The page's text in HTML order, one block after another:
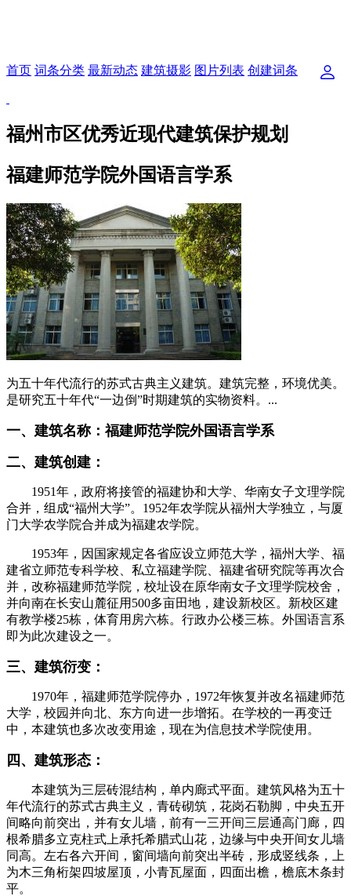
首页 词条分类 最新动态 建筑摄影 图片列表 创建词条
福州市区优秀近现代建筑保护规划
福建师范学院外国语言学系
为五十年代流行的苏式古典主义建筑。建筑完整，环境优美。
是研究五十年代“一边倒”时期建筑的实物资料。...
一、建筑名称：福建师范学院外国语言学系
二、建筑创建：
1951年，政府将接管的福建协和大学、华南女子文理学院
合并，组成“福州大学”。1952年农学院从福州大学独立，与厦
门大学农学院合并成为福建农学院。
1953年，因国家规定各省应设立师范大学，福州大学、福
建省立师范专科学校、私立福建学院、福建省研究院等再次合
并，改称福建师范学院，校址设在原华南女子文理学院校舍，
并向南在长安山麓征用500多亩田地，建设新校区。新校区建
有教学楼25栋，体育用房六栋。行政办公楼三栋。 外国语言系
即为此次建设之一。
三、建筑衍变：
1970年，福建师范学院停办，1972年恢复并改名福建师范
大学，校园并向北、东方向进一步增拓。在学校的一再变迁
中，本建筑也多次改变用途，现在为信息技术学院使用。
四、建筑形态：
本建筑为三层砖混结构，单内廊式平面。建筑风格为五十
年代流行的苏式古典主义，青砖砌筑，花岗石勒脚，中央五开
间略向前突出，并有女儿墙，前有一三开间三层通高门廊，四
根希腊多立克柱式上承托希腊式山花，边缘与中央开间女儿墙
同高。左右各六开间，窗间墙向前突出半砖，形成竖线条，上
为木三角桁架四坡屋顶，小青瓦屋面，四面出檐，檐底木条封
平。